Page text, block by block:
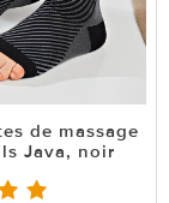
de massage
Java, noir